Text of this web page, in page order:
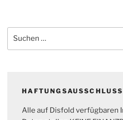
nach:
HAFTUNGSAUSSCHLUSS
Alle auf Disfold verfügbaren